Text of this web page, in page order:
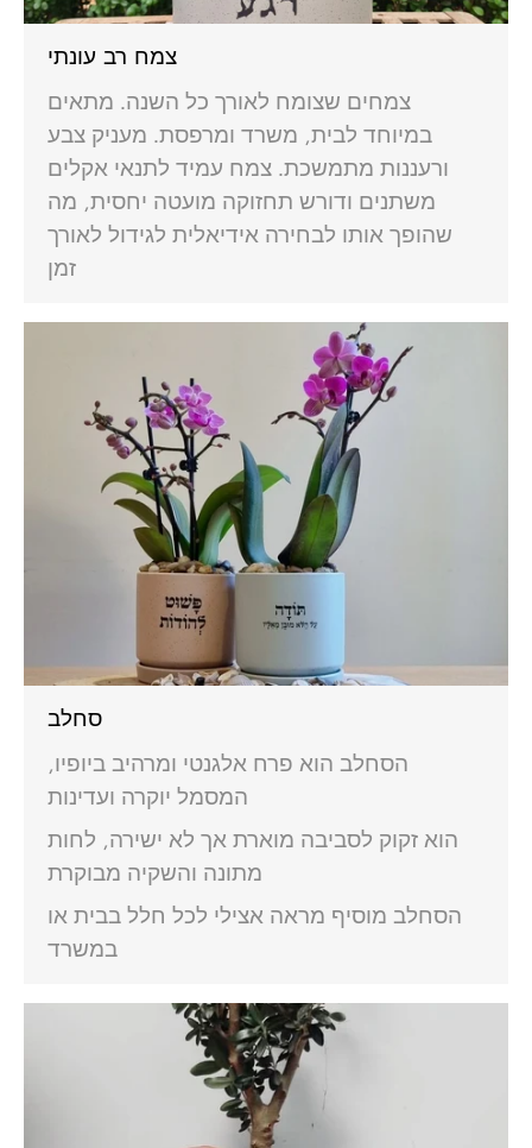
צמח רב עונתי
צמחים שצומח לאורך כל השנה. מתאים
במיוחד לבית, משרד ומרפסת. מעניק צבע
ורעננות מתמשכת. צמח עמיד לתנאי אקלים
משתנים ודורש תחזוקה מועטה יחסית, מה
שהופך אותו לבחירה אידיאלית לגידול לאורך
זמן
סחלב
הסחלב הוא פרח אלגנטי ומרהיב ביופיו,
המסמל יוקרה ועדינות
הוא זקוק לסביבה מוארת אך לא ישירה, לחות
מתונה והשקיה מבוקרת
הסחלב מוסיף מראה אצילי לכל חלל בבית או
במשרד